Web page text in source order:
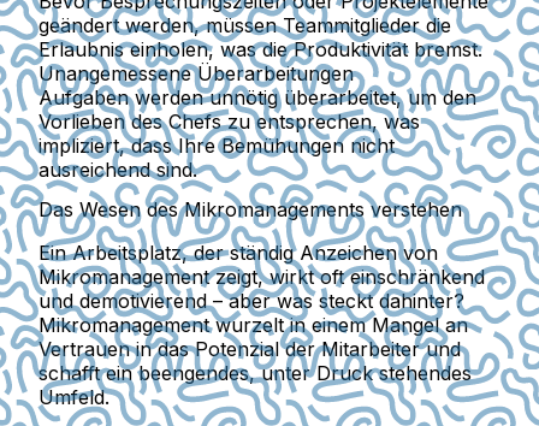
geändert werden, müssen Teammitglieder die
Erlaubnis einholen, was die Produktivität bremst.
Unangemessene Überarbeitungen
Aufgaben werden unnötig überarbeitet, um den
Vorlieben des Chefs zu entsprechen, was
impliziert, dass Ihre Bemühungen nicht
ausreichend sind.
Das Wesen des Mikromanagements verstehen
Ein Arbeitsplatz, der ständig Anzeichen von
Mikromanagement zeigt, wirkt oft einschränkend
und demotivierend – aber was steckt dahinter?
Mikromanagement wurzelt in einem Mangel an
Vertrauen in das Potenzial der Mitarbeiter und
schafft ein beengendes, unter Druck stehendes
Umfeld.